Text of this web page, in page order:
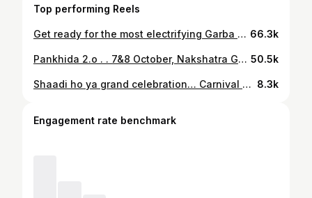
Top performing Reels
Get ready for the most electrifying Garba nights of the season! Join us at **PANKHIDA 2.0** by **Rang Events** and **Nakshatra** for two unforgettable evenings of music, dance, and celebration. **Pooja Thakre live**, this is a Garba event you don’t want to miss! 📆 **Date**: 7th & 8th October 🕰️ **Time**: 6:30 PM onwards 🏠 **Passes available** at CHQ ☎️ **Call now for registration** 89622-55145 Let’s make this Navratri magical together! #Pankhida2 #GarbaNights #Navratri2024 #GarbaVibes #SwarnaMudgal #RangEvents #Nakshatra #GarbalnStyle #CelebrateNavratri #CHQPasses #GarbaFestival #ShivpuriEvents #GarbaDance #shivpuri #shivpurimpindia #garba #garbalover [ Garba Lover, Shivpuri, Rang Event and Studio ,Garba Nights, Celebration Garba, Shivpuri News] 66.3k
Pankhida 2.o . . 7&8 October, Nakshatra Garden . . Call:8962255145,8770355145 50.5k
Shaadi ho ya grand celebration… Carnival entry ho toh yaadgaar hona pakka! 🎭🔥 Rang Events – Where entertainment becomes an experience! ✨ 🎡 . . . #weddinginspiration #weddingideas #indianweddings #CarnivalTheme #CarnivalEntry 8.3k
Engagement rate benchmark